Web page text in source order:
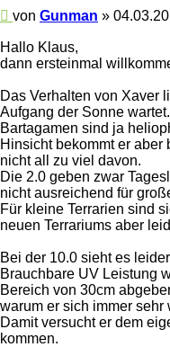
Beitrag
von Gunman »
Hallo Klaus,
dann ersteinmal
Das Verhalten von Xaver
Aufgang der Sonne wartet.
Bartagamen sind ja
Hinsicht bekommt er
nicht all zu viel davon.
Die 2.0 geben zwar
nicht ausreichend für
Für kleine Terrarien sind
neuen Terrariums aber
Bei der 10.0 sieht es
Brauchbare UV Leistung
Bereich von 30cm
warum er sich immer sehr
Damit versucht er dem
kommen.